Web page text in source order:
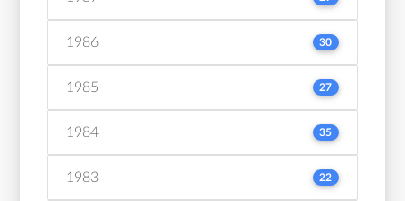
1986 30
1985 27
1984 35
1983 22